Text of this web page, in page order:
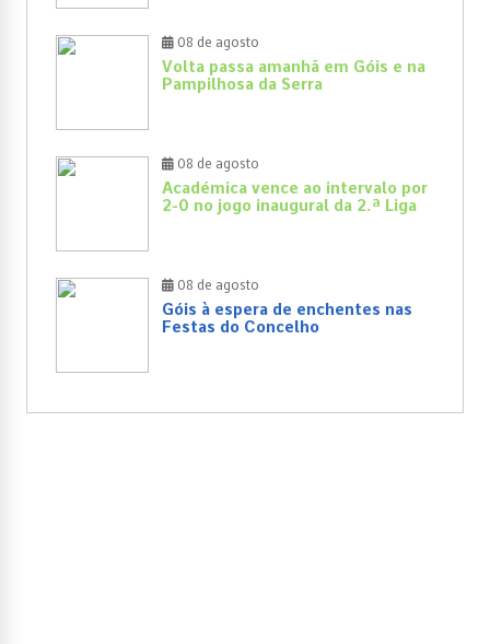
08 de agosto
Volta passa amanhã em Góis e na
Pampilhosa da Serra
08 de agosto
Académica vence ao intervalo por
2-0 no jogo inaugural da 2.ª Liga
08 de agosto
Góis à espera de enchentes nas
Festas do Concelho